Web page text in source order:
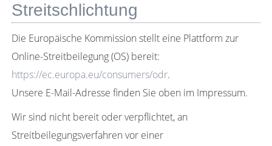
Streitschlichtung
Die Europäische Kommission stellt eine Plattform zur
Online-Streitbeilegung (OS) bereit:
https://ec.europa.eu/consumers/odr.
Unsere E-Mail-Adresse finden Sie oben im Impressum.
Wir sind nicht bereit oder verpflichtet, an
Streitbeilegungsverfahren vor einer